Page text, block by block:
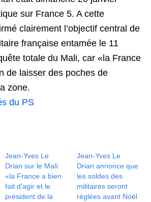
sur France 5. A cette
clairement l’objectif central de
française entamée le 11
totale du Mali, car «la France
de laisser des poches de
zone.
du PS
Jean-Yves Le
Drian sur le Mali:
«la France a bien
fait d'agir et le
président de la
Jean-Yves Le
Drian annonce que
les soldes des
militaires seront
réglées avant Noël